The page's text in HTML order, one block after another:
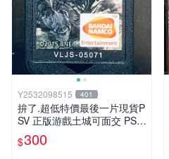
Y2532098515 401
拚了.超低特價最後一片現貨P
SV 正版游戲土城可面交 PSV
噬神者 解放重生 日版 【9成
新】✪裸片 二手九成新~
$300